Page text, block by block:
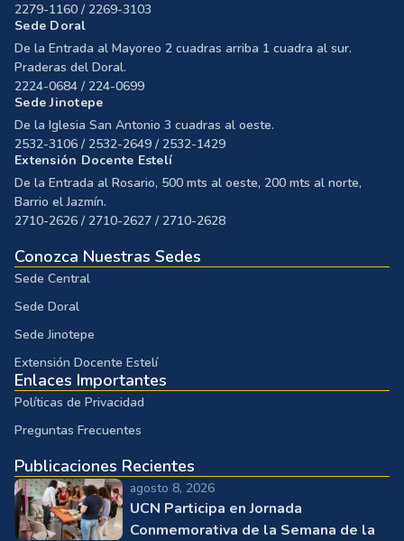
2279-1160 / 2269-3103
Sede Doral
De la Entrada al Mayoreo 2 cuadras arriba 1 cuadra al sur.
Praderas del Doral.
2224-0684 / 224-0699
Sede Jinotepe
De la Iglesia San Antonio 3 cuadras al oeste.
2532-3106 / 2532-2649 / 2532-1429
Extensión Docente Estelí
De la Entrada al Rosario, 500 mts al oeste, 200 mts al norte,
Barrio el Jazmín.
2710-2626 / 2710-2627 / 2710-2628
Conozca Nuestras Sedes
Sede Central
Sede Doral
Sede Jinotepe
Extensión Docente Estelí
Enlaces Importantes
Políticas de Privacidad
Preguntas Frecuentes
Publicaciones Recientes
agosto 8, 2026
UCN Participa en Jornada
Conmemorativa de la Semana de la